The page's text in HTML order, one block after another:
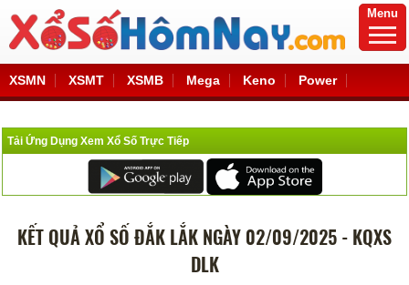
Menu
XSMN XSMT XSMB Mega Keno Power
Tải Ứng Dụng Xem Xổ Số Trực Tiếp
KẾT QUẢ XỔ SỐ ĐẮK LẮK NGÀY 02/09/2025 - KQXS
DLK